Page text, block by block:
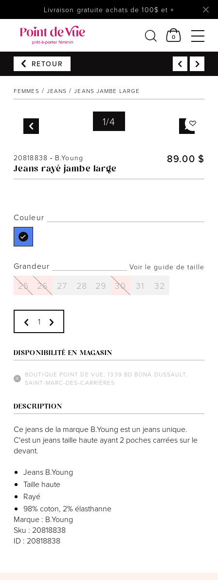
Livraison gratuite achats de 100$ et +
0
Lingerie
Chaussures
Notre histoire
L'équipe
RETOUR
FEMMES JEANS JEANS JAMBE LARGE
1/4
20818838 - B.Young
Jeans rayé jambe large
89.00 $
Couleur
Grandeur Voir le guide de taille
25 26 27 28 29 30 31 32
DISPONIBILITÉ EN MAGASIN
BOUTIQUE POINT DE VUE, 1339 BD BONA DUSSAULT,
SAINT-MARC-DES-CARRIÈRES
DESCRIPTION
Ce jeans de la marque B.Young est un jeans unique.
C'est un jeans taille haute ayant 2 poches carrées sur le
devant.
Jeans B.Young
Taille haute
Rayé
98% coton, 2% élasthanne
Marque : B.Young
Sku : 20818838
ID : 20818838